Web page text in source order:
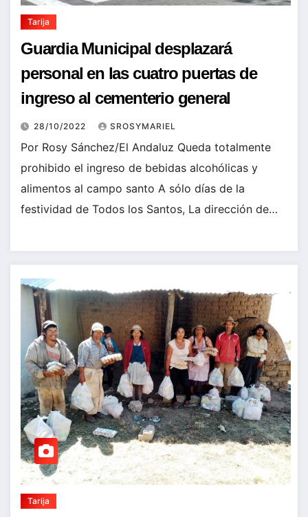
Tarija
Guardia Municipal desplazará
personal en las cuatro puertas de
ingreso al cementerio general
28/10/2022 SROSYMARIEL
Por Rosy Sánchez/El Andaluz Queda totalmente
prohibido el ingreso de bebidas alcohólicas y
alimentos al campo santo A sólo días de la
festividad de Todos los Santos, La dirección de…
Tarija